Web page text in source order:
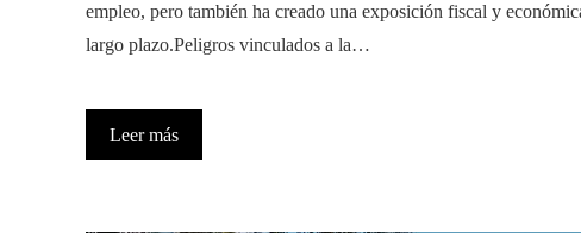
empleo, pero también ha creado una exposición fiscal y
largo plazo.Peligros vinculados a la…
Leer más